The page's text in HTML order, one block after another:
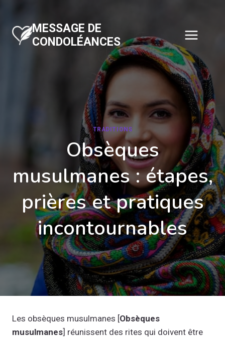
contenu MESSAGE DE
CONDOLÉANCES
TRADITIONS
Obsèques
musulmanes : étapes,
prières et pratiques
incontournables
Les obsèques musulmanes [Obsèques
musulmanes] réunissent des rites qui doivent être